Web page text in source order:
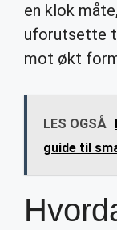
en klok
uforutsette
mot økt
LES OGSÅ
guide til